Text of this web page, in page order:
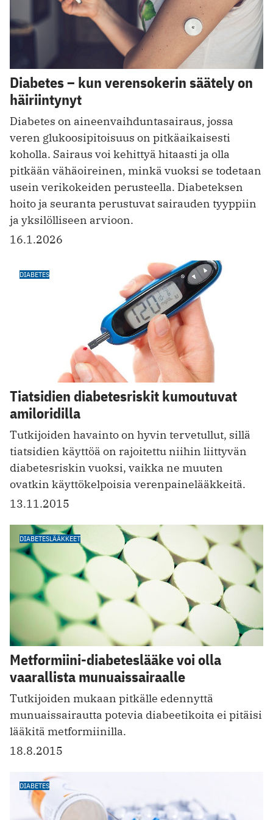
Diabetes – kun verensokerin säätely on
häiriintynyt
Diabetes on aineenvaihduntasairaus, jossa
veren glukoosipitoisuus on pitkäaikaisesti
koholla. Sairaus voi kehittyä hitaasti ja olla
pitkään vähäoireinen, minkä vuoksi se todetaan
usein verikokeiden perusteella. Diabeteksen
hoito ja seuranta perustuvat sairauden tyyppiin
ja yksilölliseen arvioon.
16.1.2026
DIABETES
Tiatsidien diabetesriskit kumoutuvat
amiloridilla
Tutkijoiden havainto on hyvin tervetullut, sillä
tiatsidien käyttöä on rajoitettu niihin liittyvän
diabetesriskin vuoksi, vaikka ne muuten
ovatkin käyttökelpoisia verenpainelääkkeitä.
13.11.2015
DIABETESLÄÄKKEET
Metformiini-diabeteslääke voi olla
vaarallista munuaissairaalle
Tutkijoiden mukaan pitkälle edennyttä
munuaissairautta potevia diabeetikoita ei pitäisi
lääkitä metformiinilla.
18.8.2015
DIABETES